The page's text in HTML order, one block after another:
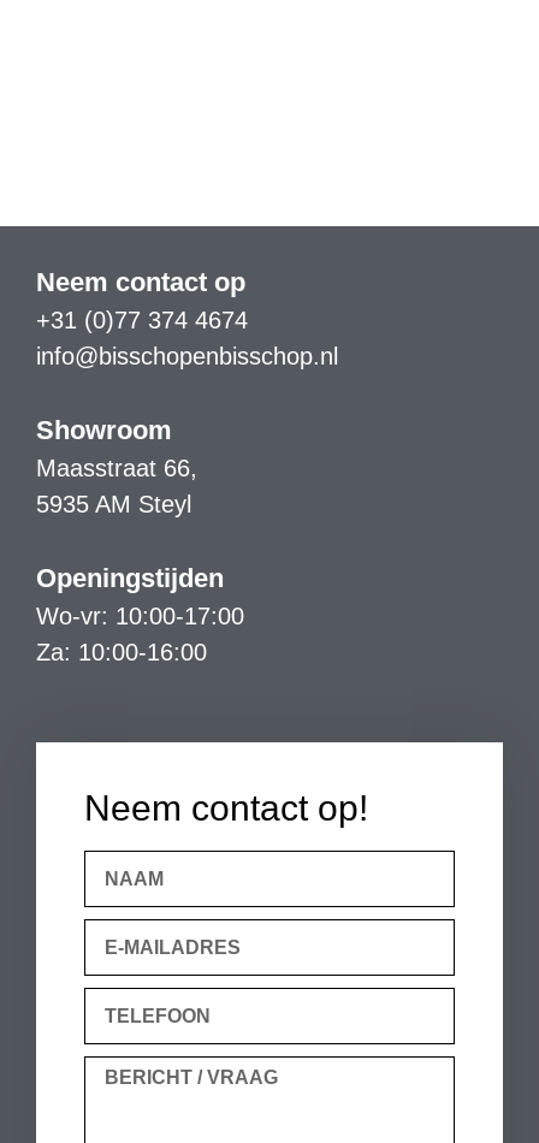
Neem contact op
+31 (0)77 374 4674
info@bisschopenbisschop.nl
Showroom
Maasstraat 66,
5935 AM Steyl
Openingstijden
Wo-vr: 10:00-17:00
Za: 10:00-16:00
Neem contact op!